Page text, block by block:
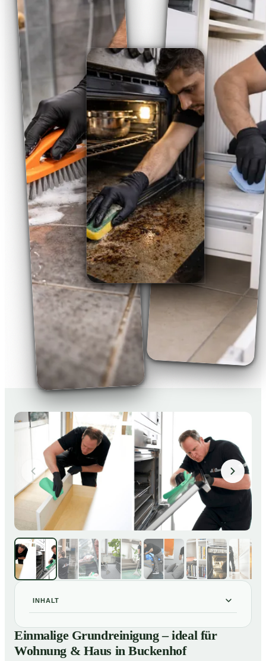
INHALT
Einmalige Grundreinigung – ideal für Wohnung & Haus
in Buckenhof
Einmalige Grundreinigung – ideal für
Wohnung & Haus in Buckenhof